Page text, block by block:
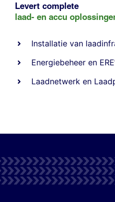
Levert complete
laad- en accu
Installatie van
Energiebeheer en
Laadnetwerk en